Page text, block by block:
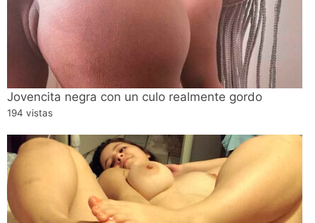
Jovencita negra con un culo realmente gordo
194 vistas